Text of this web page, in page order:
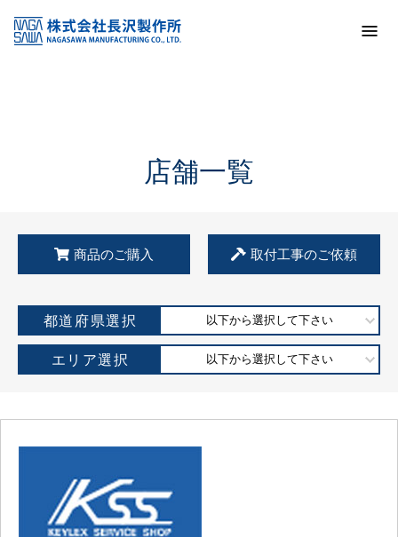
KSS加盟店・取扱店情報
店舗一覧
店舗一覧
商品のご購入 取付工事のご依頼
都道府県選択 以下から選択して下さい
エリア選択 以下から選択して下さい